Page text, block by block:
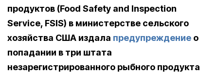
продуктов (Food Safety and Inspection
Service, FSIS) в министерстве сельского
хозяйства США издала предупреждение о
попадании в три штата
незарегистрированного рыбного продукта